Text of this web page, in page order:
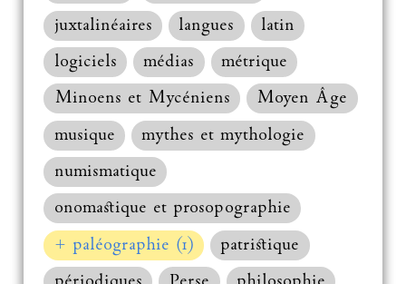
juxtalinéaires
langues
latin
logiciels
médias
métrique
Minoens et Mycéniens
Moyen Âge
musique
mythes et mythologie
numismatique
onomastique et prosopographie
+ paléographie (1)
patristique